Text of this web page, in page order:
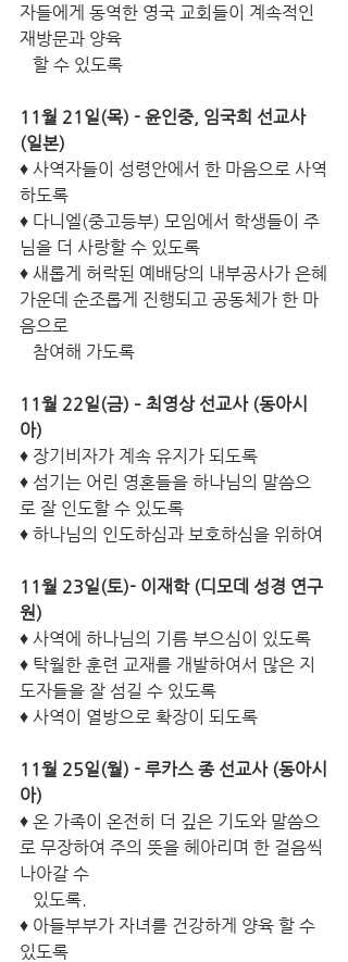
자들에게 동역한 영국 교회들이 계속적인
재방문과 양육
   할 수 있도록
11월 21일(목) - 윤인중, 임국희 선교사
(일본)
♦ 사역자들이 성령안에서 한 마음으로 사역
하도록
♦ 다니엘(중고등부) 모임에서 학생들이 주
님을 더 사랑할 수 있도록
♦ 새롭게 허락된 예배당의 내부공사가 은혜
가운데 순조롭게 진행되고 공동체가 한 마
음으로
   참여해 가도록
11월 22일(금) – 최영상 선교사 (동아시
아)
♦ 장기비자가 계속 유지가 되도록
♦ 섬기는 어린 영혼들을 하나님의 말씀으
로 잘 인도할 수 있도록
♦ 하나님의 인도하심과 보호하심을 위하여
11월 23일(토)- 이재학 (디모데 성경 연구
원)
♦ 사역에 하나님의 기름 부으심이 있도록
♦ 탁월한 훈련 교재를 개발하여서 많은 지
도자들을 잘 섬길 수 있도록
♦ 사역이 열방으로 확장이 되도록
11월 25일(월) - 루카스 종 선교사 (동아시
아)
♦ 온 가족이 온전히 더 깊은 기도와 말씀으
로 무장하여 주의 뜻을 헤아리며 한 걸음씩
나아갈 수
   있도록.
♦ 아들부부가 자녀를 건강하게 양육 할 수
있도록